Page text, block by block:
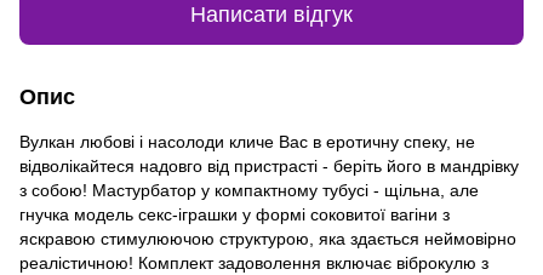
Написати відгук
Опис
Вулкан любові і насолоди кличе Вас в еротичну спеку, не
відволікайтеся надовго від пристрасті - беріть його в мандрівку
з собою! Мастурбатор у компактному тубусі - щільна, але
гнучка модель секс-іграшки у формі соковитої вагіни з
яскравою стимулюючою структурою, яка здається неймовірно
реалістичною! Комплект задоволення включає віброкулю з